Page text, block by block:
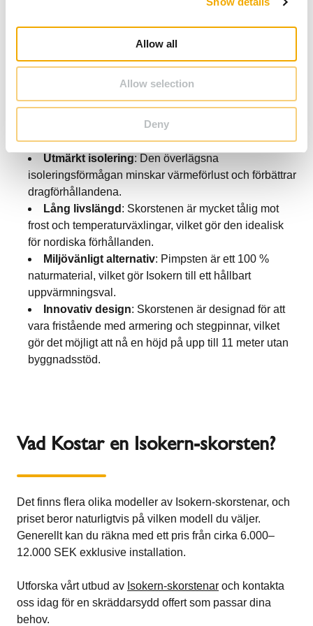
Allow all
Allow selection
Deny
: Du får mer värme för
pengarna genom att maximera effektiviteten i
Minskad risk för skorstensbrand: Skorstenen
Slitstarkt material: Pimpstenens tålighet ger lång
hållbarhet och hög motståndskraft mot höga
temperaturer.
Utmärkt isolering: Den överlägsna
isoleringsförmågan minskar värmeförlust och förbättrar
dragförhållandena.
Lång livslängd : Skorstenen är mycket tålig mot
frost och temperaturväxlingar, vilket gör den idealisk
för nordiska förhållanden.
Miljövänligt alternativ: Pimpsten är ett 100 %
naturmaterial, vilket gör Isokern till ett hållbart
uppvärmningsval.
Innovativ design: Skorstenen är designad för att
vara fristående med armering och stegpinnar, vilket
gör det möjligt att nå en höjd på upp till 11 meter utan
byggnadsstöd.
Vad Kostar en Isokern-skorsten?
Det finns flera olika modeller av Isokern-skorstenar, och
priset beror naturligtvis på vilken modell du väljer.
Generellt kan du räkna med ett pris från cirka 6.000–
12.000 SEK exklusive installation.
Utforska vårt utbud av Isokern-skorstenar och kontakta
oss idag för en skräddarsydd offert som passar dina
behov.